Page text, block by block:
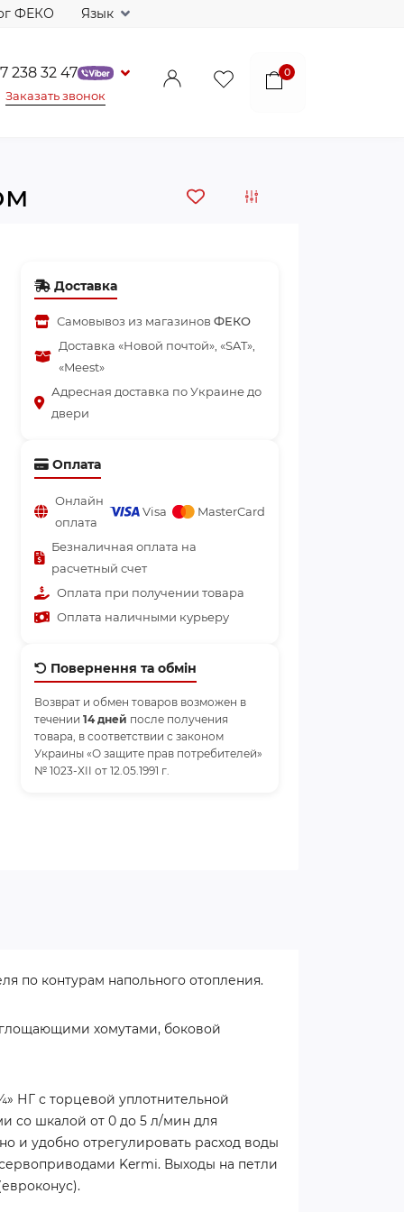
ФЕКО Язык
238 32 47
Заказать звонок
0
Доставка
Самовывоз из магазинов ФЕКО
Доставка «Новой почтой», «SAT»,
«Meest»
Адресная доставка по Украине до
двери
Оплата
Онлайн
оплата
Visa MasterCard
Безналичная оплата на
расчетный счет
Оплата при получении товара
Оплата наличными курьеру
Повернення та обмін
Возврат и обмен товаров возможен в
течении 14 дней после получения
товара, в соответствии с законом
Украины «О защите прав потребителей»
№ 1023-XII от 12.05.1991 г.
по контурам напольного отопления.
хомутами, боковой
НГ с торцевой уплотнительной
со шкалой от 0 до 5 л/мин для
и удобно отрегулировать расход воды
Kermi. Выходы на петли